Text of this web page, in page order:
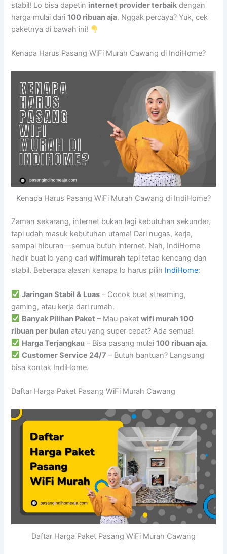
stabil! Lo bisa dapetin internet provider terbaik dengan
harga mulai dari100 ribuan aja. Nggak percaya? Yuk, cek
paketnya di bawah ini!
Kenapa Harus Pasang WiFi Murah Cawang di IndiHome?
Kenapa Harus Pasang WiFi Murah Cawang di IndiHome?
Zaman sekarang, internet bukan lagi kebutuhan sekunder,
tapi udah masuk kebutuhan utama! Dari nugas, kerja,
sampai hiburan—semua butuh internet. Nah, IndiHome
hadir buat lo yang cariwifimurah tapi tetap kencang dan
stabil. Beberapa alasan kenapa lo harus pilih IndiHome:
Jaringan Stabil & Luas – Cocok buat streaming,
gaming, atau kerja dari rumah.
Banyak Pilihan Paket – Mau paketwifi murah 100
ribuan per bulan atau yang super cepat? Ada semua!
Harga Terjangkau – Bisa pasang mulai100 ribuan aja.
Customer Service 24/7 – Butuh bantuan? Langsung
bisa kontak IndiHome.
Daftar Harga Paket Pasang WiFi Murah Cawang
Daftar Harga Paket Pasang WiFi Murah Cawang